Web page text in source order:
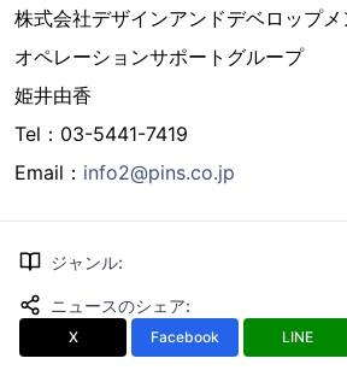
株式会社デザインアンドデベロップ
オペレーションサポートグループ
姫井由香
Tel：03-5441-7419
Email： info2@pins.co.jp
ジャンル:
ニュースのシェア:
X Facebook LINE